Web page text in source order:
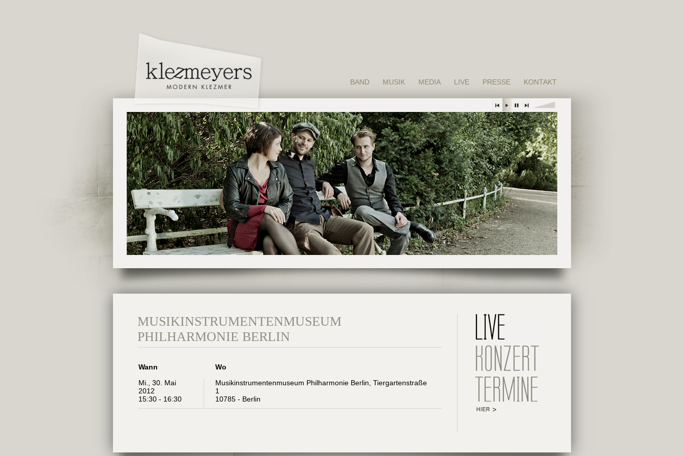
BAND MUSIK MEDIA LIVE PRESSE KONTAKT
MUSIKINSTRUMENTENMUSEUM
PHILHARMONIE BERLIN
Wann
Wo
Mi., 30. Mai
2012
15:30 - 16:30
Musikinstrumentenmuseum Philharmonie Berlin, Tiergartenstraße
1
10785 - Berlin